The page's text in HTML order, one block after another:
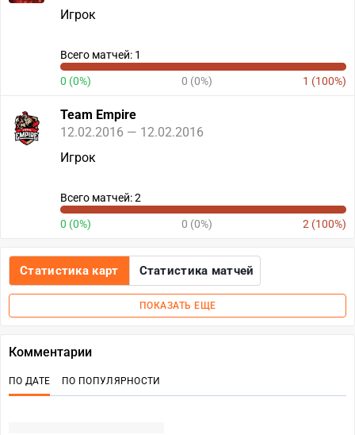
Игрок
Всего матчей: 1
0 (0%) 0 (0%) 1 (100%)
Team Empire
12.02.2016 — 12.02.2016
Игрок
Всего матчей: 2
0 (0%) 0 (0%) 2 (100%)
Статистика карт Статистика матчей
ПОКАЗАТЬ ЕЩЕ
Комментарии
ПО ДАТЕ ПО ПОПУЛЯРНОСТИ